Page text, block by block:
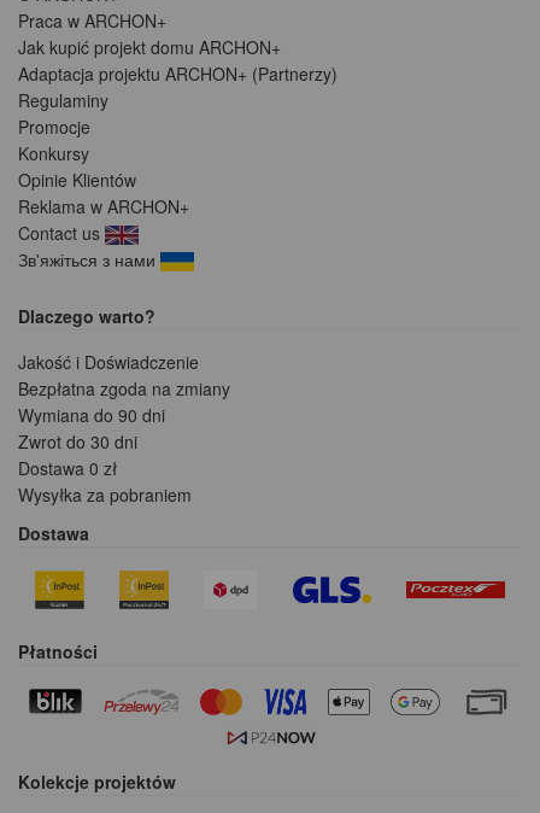
Praca w ARCHON+
Jak kupić projekt domu ARCHON+
Adaptacja projektu ARCHON+ (Partnerzy)
Regulaminy
Promocje
Konkursy
Opinie Klientów
Reklama w ARCHON+
Contact us
Зв'яжіться з нами
Dlaczego warto?
Jakość i Doświadczenie
Bezpłatna zgoda na zmiany
Wymiana do 90 dni
Zwrot do 30 dni
Dostawa 0 zł
Wysyłka za pobraniem
Dostawa
Płatności
Kolekcje projektów